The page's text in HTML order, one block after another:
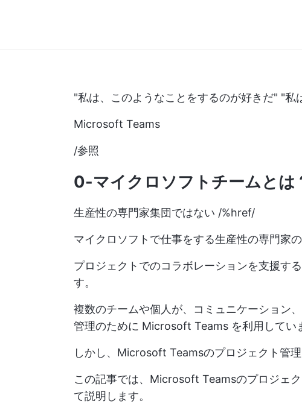
"私は、このようなことをするのが好きだ" "
Microsoft Teams
/参照
0-マイクロソフトチームとは
生産性の専門家集団ではない /%href/
マイクロソフトで仕事をする生産性の専門家の
プロジェクトでのコラボレーションを支援す
す。
複数のチームや個人が、コミュニケーション
管理のために Microsoft Teams を利用してい
しかし、Microsoft Teamsのプロジェクト管
この記事では、Microsoft Teamsのプロジェ
て説明します。